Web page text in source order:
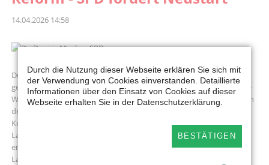
14.04.2026 14:58
Düsseldorf (dpa/lnw) - Nach monatelangen massiven Protesten
gegen das geplante neue Kinderbildungsgesetz (KiBiz) in Nordrhein-
Westfalen rechnet die SPD-Opposition mit kurzfristigen Änderungen
der Landesregierung am vorliegenden Konzept. Punktuelle
Korrekturen könnten den notwendigen Neuanfang in der Kita-
Landschaft aber nicht
ersetzen, warnte der familienpolitische Sprecher der SPD-
Landtagsfraktion, Dennis Maelzer, in Düsseldorf.
Durch die Nutzung dieser Webseite erklären Sie sich mit
der Verwendung von Cookies einverstanden. Detaillierte
Informationen über den Einsatz von Cookies auf dieser
Webseite erhalten Sie in der Datenschutzerklärung.
BESTÄTIGEN